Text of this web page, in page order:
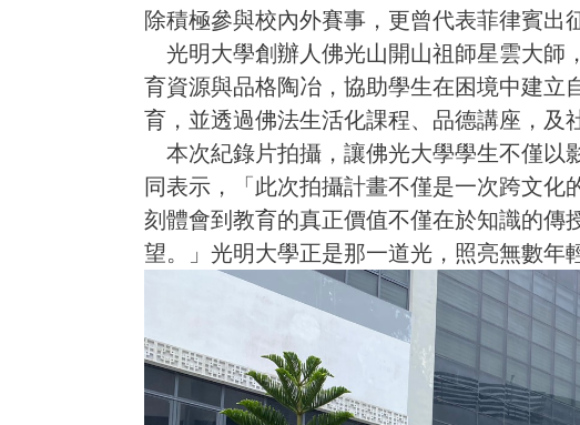
除積極參與校內外賽事，更曾代表菲律賓出
光明大學創辦人佛光山開山祖師星雲大師
育資源與品格陶冶，協助學生在困境中建立
育，並透過佛法生活化課程、品德講座，及
本次紀錄片拍攝，讓佛光大學學生不僅以
同表示，「此次拍攝計畫不僅是一次跨文
刻體會到教育的真正價值不僅在於知識的傳
望。」光明大學正是那一道光，照亮無數年